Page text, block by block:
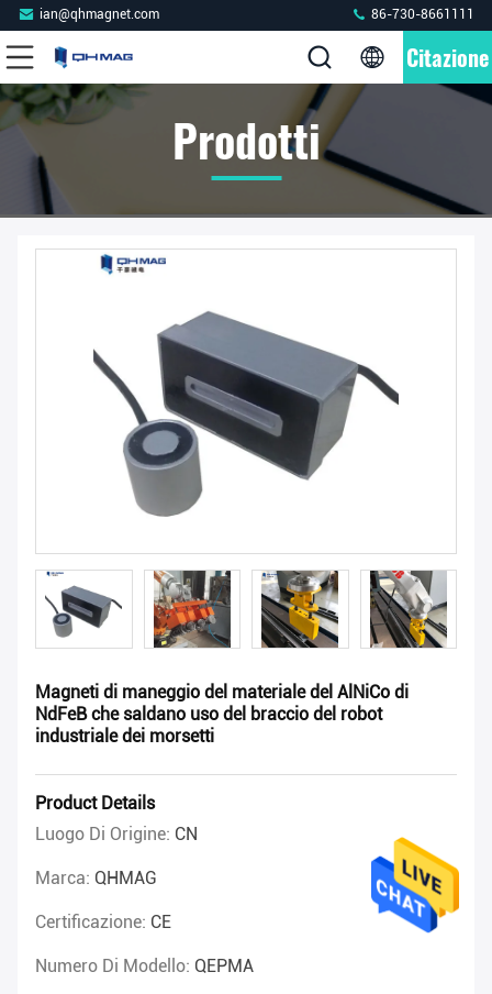
ian@qhmagnet.com 86-730-8661111
Citazione
Prodotti
Magneti di maneggio del materiale del AlNiCo di
NdFeB che saldano uso del braccio del robot
industriale dei morsetti
Product Details
Luogo Di Origine: CN
Marca: QHMAG
Certificazione: CE
Numero Di Modello: QEPMA